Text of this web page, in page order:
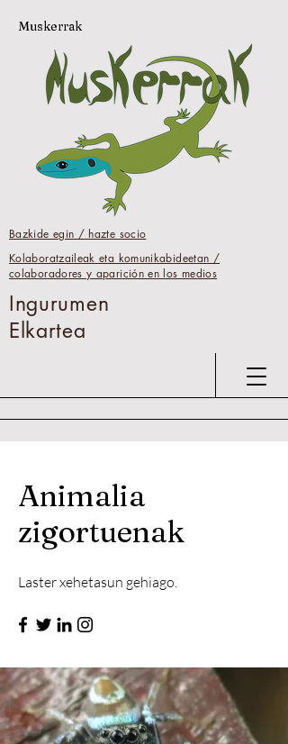
Ingurumen
Elkartea
Bazkide egin / hazte socio
Kolaboratzaileak eta komunikabideetan /
colaboradores y aparición en los medios
Muskerrak
Animalia
zigortuenak
Laster xehetasun gehiago.